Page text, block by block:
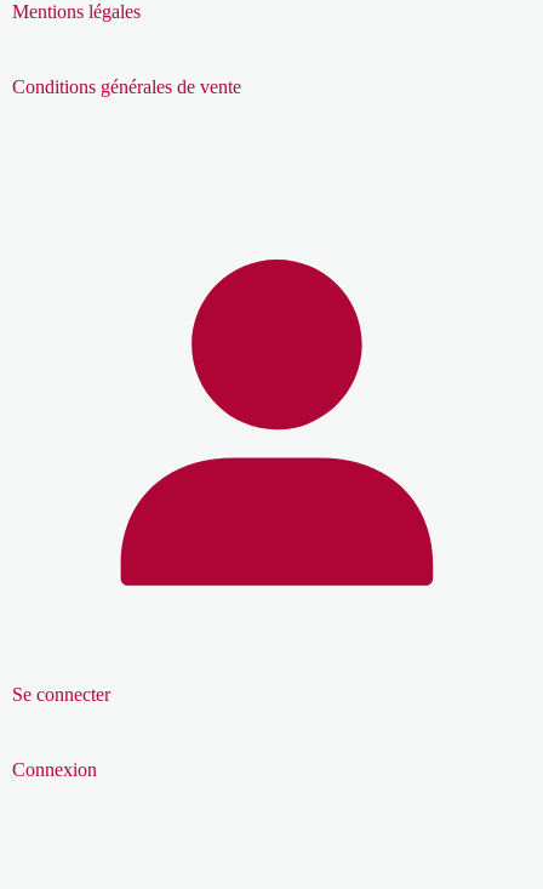
Mentions légales
Conditions générales de vente
Se connecter
Connexion